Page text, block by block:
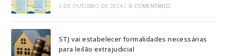
2 DE OUTUBRO DE 2024 / 0 COMENTÁRIO
STJ vai estabelecer formalidades necessárias
para leilão extrajudicial